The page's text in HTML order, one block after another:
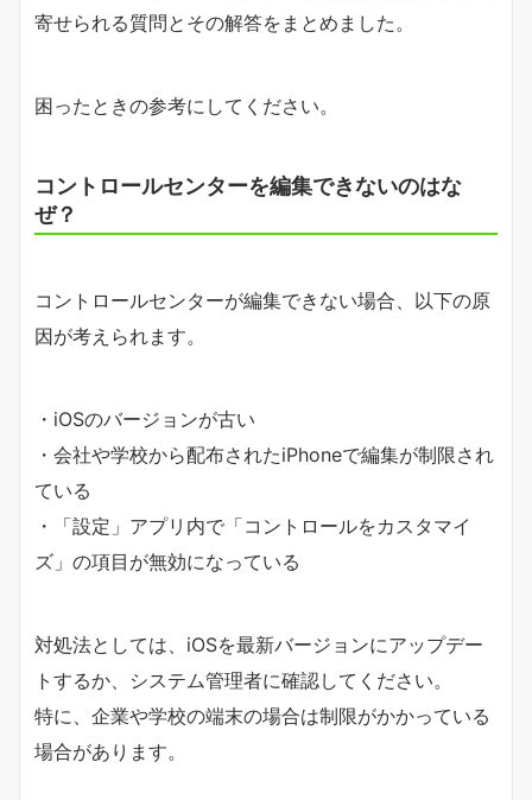
寄せられる質問とその解答をまとめました。
困ったときの参考にしてください。
コントロールセンターを編集できないのはな
ぜ？
コントロールセンターが編集できない場合、以下の原
因が考えられます。
・iOSのバージョンが古い
・会社や学校から配布されたiPhoneで編集が制限され
ている
・「設定」アプリ内で「コントロールをカスタマイ
ズ」の項目が無効になっている
対処法としては、iOSを最新バージョンにアップデー
トするか、システム管理者に確認してください。
特に、企業や学校の端末の場合は制限がかかっている
場合があります。